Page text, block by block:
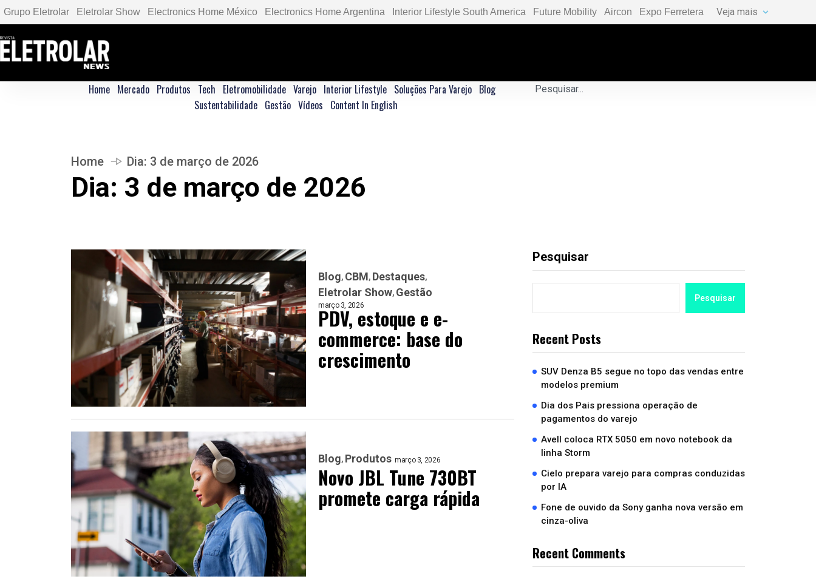
Grupo Eletrolar Eletrolar Show Electronics Home México Electronics Home Argentina Interior Lifestyle South America Future Mobility Aircon Expo Ferretera Veja mais
Home Mercado Produtos Tech Eletromobilidade Varejo Interior Lifestyle Soluções Para Varejo Blog
Sustentabilidade Gestão Vídeos Content In English
Home Dia: 3 de março de 2026
Dia: 3 de março de 2026
Blog CBM Destaques
Eletrolar Show Gestão
março 3, 2026
PDV, estoque e e-
commerce: base do
crescimento
Blog Produtos março 3, 2026
Novo JBL Tune 730BT
promete carga rápida
Pesquisar
Pesquisar
Recent Posts
SUV Denza B5 segue no topo das vendas entre
modelos premium
Dia dos Pais pressiona operação de
pagamentos do varejo
Avell coloca RTX 5050 em novo notebook da
linha Storm
Cielo prepara varejo para compras conduzidas
por IA
Fone de ouvido da Sony ganha nova versão em
cinza-oliva
Recent Comments